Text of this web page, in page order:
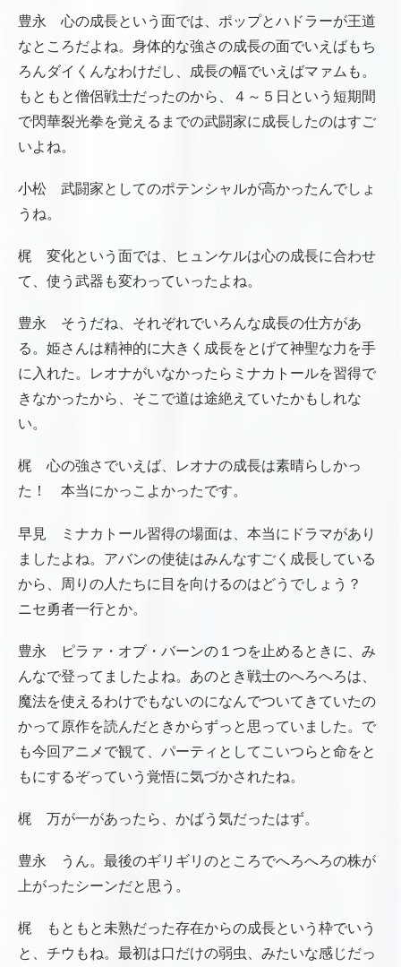
豊永 心の成長という面では、ポップとハドラーが王道
なところだよね。身体的な強さの成長の面でいえばもち
ろんダイくんなわけだし、成長の幅でいえばマァムも。
もともと僧侶戦士だったのから、４～５日という短期間
で閃華裂光拳を覚えるまでの武闘家に成長したのはすご
いよね。
小松 武闘家としてのポテンシャルが高かったんでしょ
うね。
梶 変化という面では、ヒュンケルは心の成長に合わせ
て、使う武器も変わっていったよね。
豊永 そうだね、それぞれでいろんな成長の仕方があ
る。姫さんは精神的に大きく成長をとげて神聖な力を手
に入れた。レオナがいなかったらミナカトールを習得で
きなかったから、そこで道は途絶えていたかもしれな
い。
梶 心の強さでいえば、レオナの成長は素晴らしかっ
た！ 本当にかっこよかったです。
早見 ミナカトール習得の場面は、本当にドラマがあり
ましたよね。アバンの使徒はみんなすごく成長している
から、周りの人たちに目を向けるのはどうでしょう？
ニセ勇者一行とか。
豊永 ピラァ・オブ・バーンの１つを止めるときに、み
んなで登ってましたよね。あのとき戦士のへろへろは、
魔法を使えるわけでもないのになんでついてきていたの
かって原作を読んだときからずっと思っていました。で
も今回アニメで観て、パーティとしてこいつらと命をと
もにするぞっていう覚悟に気づかされたね。
梶 万が一があったら、かばう気だったはず。
豊永 うん。最後のギリギリのところでへろへろの株が
上がったシーンだと思う。
梶 もともと未熟だった存在からの成長という枠でいう
と、チウもね。最初は口だけの弱虫、みたいな感じだっ